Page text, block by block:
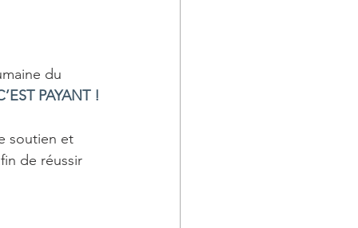
du
PAYANT !
soutien et
de réussir